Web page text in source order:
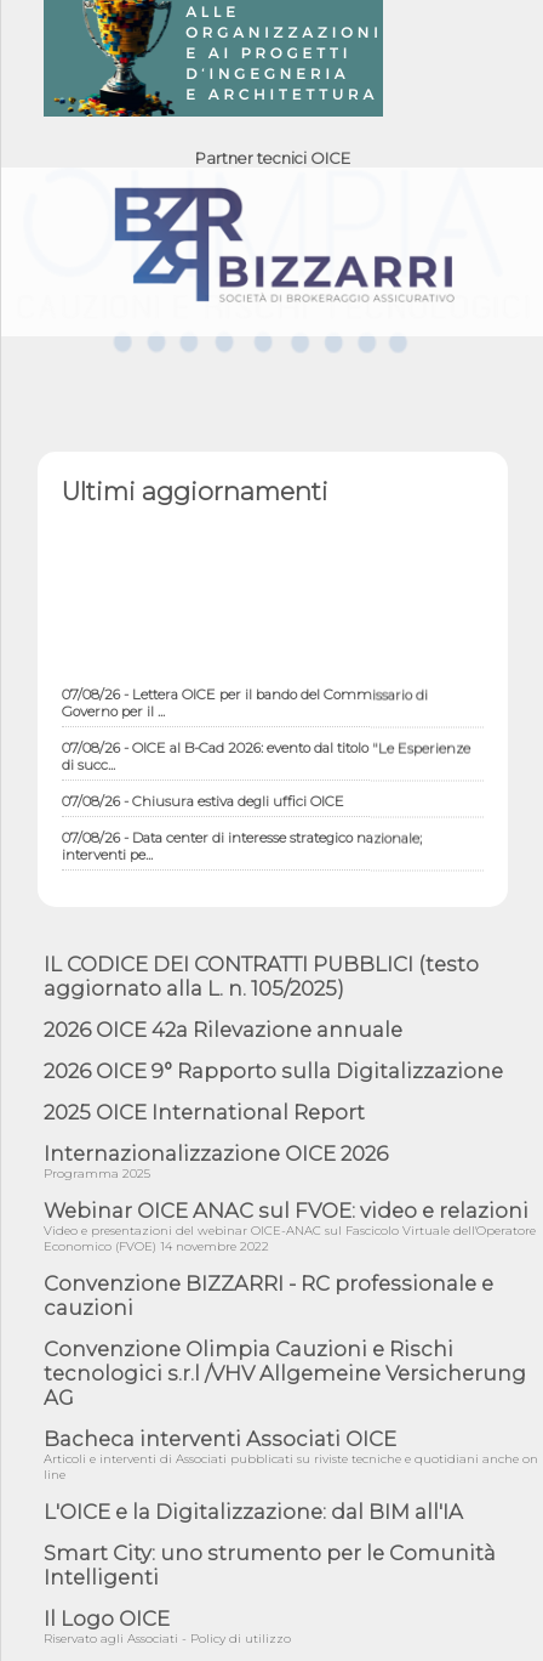
Partner tecnici OICE
Ultimi aggiornamenti
07/08/26 - Lettera OICE per il bando del Commissario di
Governo per il ...
07/08/26 - OICE al B-Cad 2026: evento dal titolo "Le Esperienze
di succ...
07/08/26 - Chiusura estiva degli uffici OICE
07/08/26 - Data center di interesse strategico nazionale;
interventi pe...
sussistenza di...
07/08/26 - Tunnel Brennero, dal Cipess via libera al quinto lotto
su a...
06/08/26 - Dal 3 agosto in vigore l'obbligo di energie rinnovabili
con ...
06/08/26 - DL PA approvato in Cdm: contributi per
riqualificazione sism...
06/08/26 - CdM: approvato il d.lgs. di adeguamento all’AI Act in
mate...
norme UE in m...
05/08/26 - DL Infrastrutture e PNRR è legge: approvata oggi la
05/08/26 - Focus OICE sul DDL di riforma della responsabilità
amminist...
2 s...
05/08/26 - SAVE THE DATE: Assemblea Pubblica Confindustria
05/08/26 - Successo OICE per il bando della Città metropolitana
di Reg...
05/08/26 - Lettera OICE per il bando della Giunta Regionale della
04/08/26 - DL PA: previste cancellazioni da elenchi professionisti
IL CODICE DEI CONTRATTI PUBBLICI (testo
aggiornato alla L. n. 105/2025)
2026 OICE 42a Rilevazione annuale
2026 OICE 9° Rapporto sulla Digitalizzazione
2025 OICE International Report
Internazionalizzazione OICE 2026
Programma 2025
Webinar OICE ANAC sul FVOE: video e relazioni
Video e presentazioni del webinar OICE-ANAC sul Fascicolo Virtuale dell'Operatore
Economico (FVOE) 14 novembre 2022
Convenzione BIZZARRI - RC professionale e
cauzioni
Convenzione Olimpia Cauzioni e Rischi
tecnologici s.r.l /VHV Allgemeine Versicherung
AG
Bacheca interventi Associati OICE
Articoli e interventi di Associati pubblicati su riviste tecniche e quotidiani anche on
line
L'OICE e la Digitalizzazione: dal BIM all'IA
Smart City: uno strumento per le Comunità
Intelligenti
Il Logo OICE
Riservato agli Associati - Policy di utilizzo